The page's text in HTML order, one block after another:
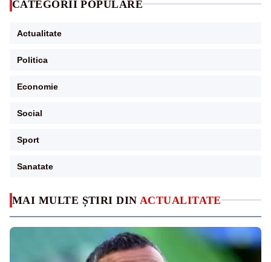
MAI MULTE ȘTIRI DIN ACTUALITATE
CATEGORII POPULARE
Actualitate
Politica
Economie
Social
Sport
Sanatate